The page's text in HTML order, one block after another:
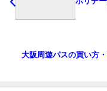
大阪周遊パスの買い方